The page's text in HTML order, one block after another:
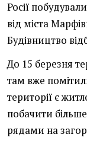
Росії
від міста
Будівництво
До 15 березня
там вже
території є
побачити
рядами на